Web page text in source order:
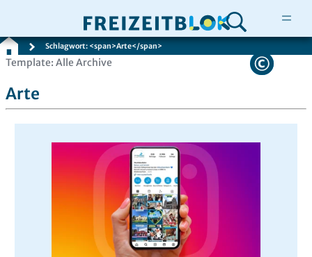
Zum
springen
Schlagwort: <span>Arte</span>
Template: Alle Archive
Arte